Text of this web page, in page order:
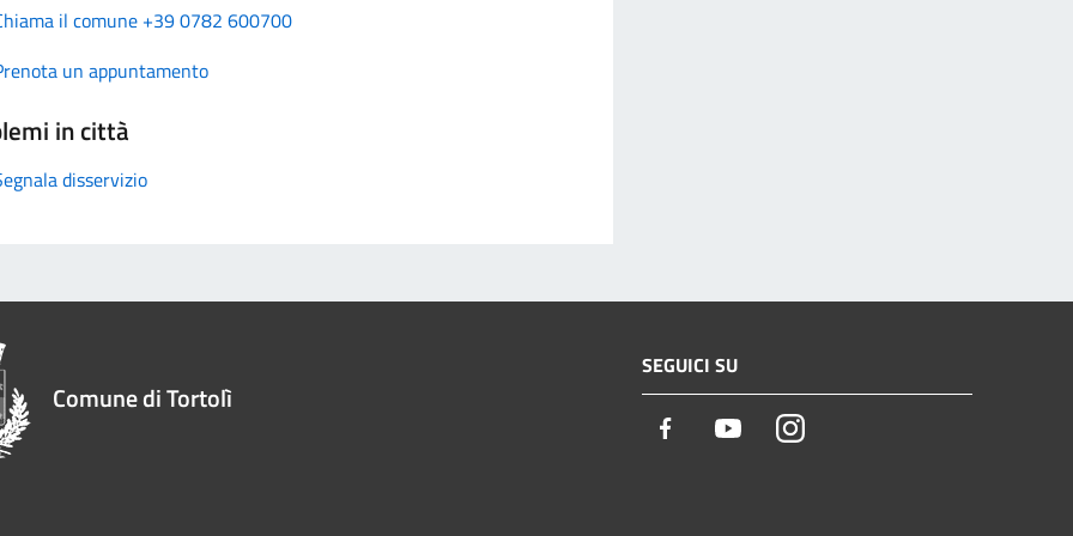
il comune +39 0782 600700
un appuntamento
in città
disservizio
Comune di Tortolì
SEGUICI SU
Facebook YoutubeInstagram